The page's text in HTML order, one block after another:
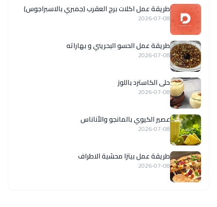
طريقة عمل اكلات برج العقرب (جمبري بالاسبراجوس)
2026-07-08
طريقة عمل الحسو البحريني و بهاراته
2026-07-08
حلى الكاسترد باللوز
2026-07-08
عصير الكيوي بالمانجو والأناناس
2026-07-08
طريقة عمل بيتزا محشية الاطراف
2026-07-08